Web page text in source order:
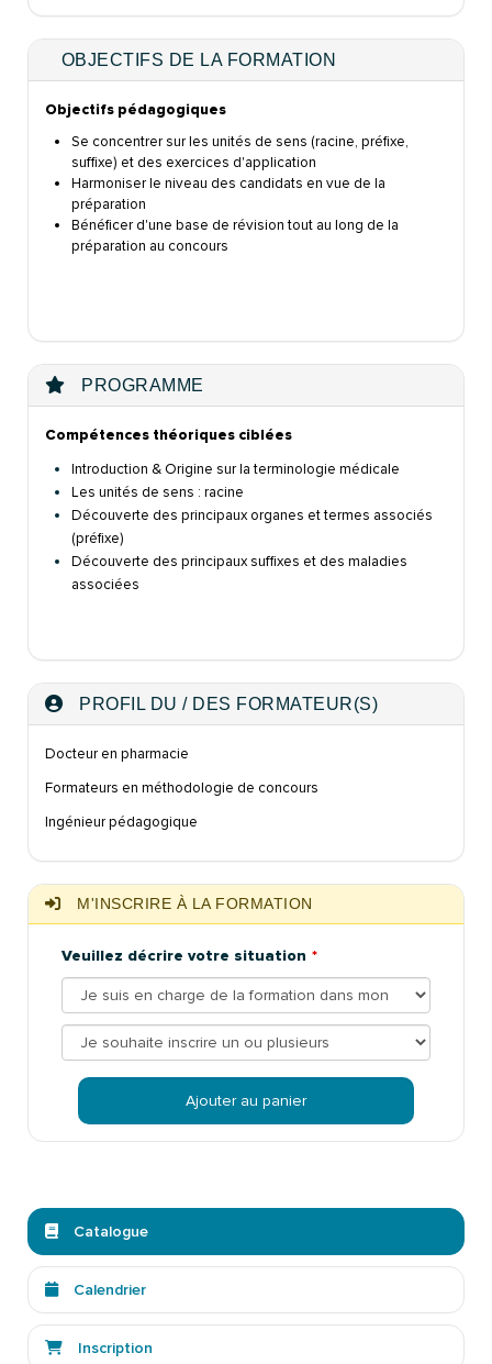
OBJECTIFS DE LA FORMATION
Objectifs pédagogiques
Se concentrer sur les unités de sens (racine, préfixe,
suffixe) et des exercices d'application
Harmoniser le niveau des candidats en vue de la
préparation
Bénéficer d'une base de révision tout au long de la
préparation au concours
PROGRAMME
Compétences théoriques ciblées
Introduction & Origine sur la terminologie médicale
Les unités de sens : racine
Découverte des principaux organes et termes associés
(préfixe)
Découverte des principaux suffixes et des maladies
associées
PROFIL DU / DES FORMATEUR(S)
Docteur en pharmacie
Formateurs en méthodologie de concours
Ingénieur pédagogique
M'INSCRIRE À LA FORMATION
Veuillez décrire votre situation
Ajouter au panier
Catalogue
Calendrier
Inscription